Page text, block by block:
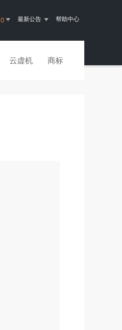
0 最新公告 帮助中心
云虚机 商标